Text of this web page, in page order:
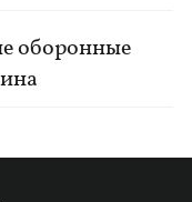
оборонные